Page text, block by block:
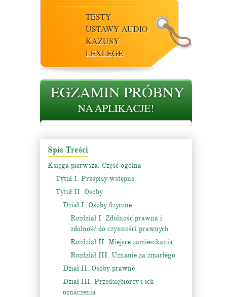
TESTY
USTAWY AUDIO
KAZUSY
LEXLEGE
Spis Treści
Księga pierwsza. Część ogólna
Tytuł I. Przepisy wstępne
Tytuł II. Osoby
Dział I. Osoby fizyczne
Rozdział I. Zdolność prawna i
zdolność do czynności prawnych
Rozdział II. Miejsce zamieszkania
Rozdział III. Uznanie za zmarłego
Dział II. Osoby prawne
Dział III. Przedsiębiorcy i ich
oznaczenia